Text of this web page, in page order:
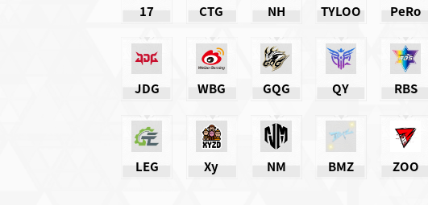
17 CTG NH TYLOO PeRo
JDG WBG GQG QY RBS
LEG Xy NM BMZ ZOO